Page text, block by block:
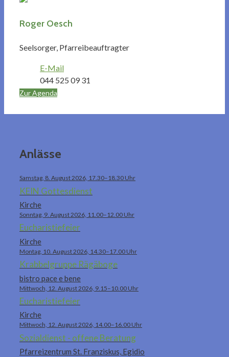
Roger Oesch
Seelsorger, Pfarreibeauftragter
E-Mail
044 525 09 31
Zur Agenda
Anlässe
Samstag, 8. August 2026, 17.30–18.30 Uhr
KEIN Gottesdienst
Kirche
Sonntag, 9. August 2026, 11.00–12.00 Uhr
Eucharistiefeier
Kirche
Montag, 10. August 2026, 14.30–17.00 Uhr
Krabbelgruppe Rägäboge
bistro pace e bene
Mittwoch, 12. August 2026, 9.15–10.00 Uhr
Eucharistiefeier
Kirche
Mittwoch, 12. August 2026, 14.00–16.00 Uhr
Sozialdienst - offene Beratung
Pfarreizentrum St. Franziskus, Egidio